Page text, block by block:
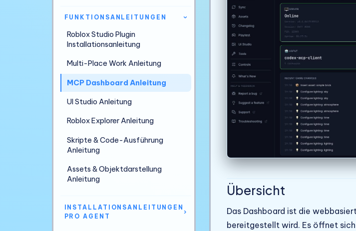
FUNKTIONSANLEITUNGEN ›
Roblox Studio Plugin
Installationsanleitung
Multi-Place Work Anleitung
MCP Dashboard Anleitung
UI Studio Anleitung
Roblox Explorer Anleitung
Skripte & Code-Ausführung
Anleitung
Assets & Objektdarstellung
Anleitung
INSTALLATIONSANLEITUNGEN
PRO AGENT
›
Übersicht
Das Dashboard ist die
bereitgestellt wird. Es öffnet